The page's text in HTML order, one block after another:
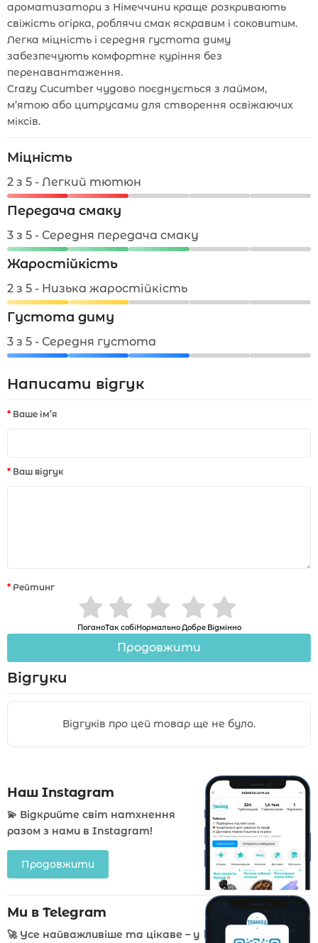
ароматизатори з Німеччини краще розкривають
свіжість огірка, роблячи смак яскравим і соковитим.
Легка міцність і середня густота диму
забезпечують комфортне куріння без
перенавантаження.
Crazy Cucumber чудово поєднується з лаймом,
м’ятою або цитрусами для створення освіжаючих
міксів.
Міцність
2 з 5 - Легкий тютюн
Передача смаку
3 з 5 - Середня передача смаку
Жаростійкість
2 з 5 - Низька жаростійкість
Густота диму
3 з 5 - Середня густота
Написати відгук
Ваше ім’я
Ваш відгук
Рейтинг
ПоганоТак собіНормальноДобре Відмінно
Продовжити
Відгуки
Відгуків про цей товар ще не було.
Наш Instagram
💫 Відкрийте світ натхнення
разом з нами в Instagram!
Продовжити
Ми в Telegram
🚀 Усе найважливіше та цікаве – у